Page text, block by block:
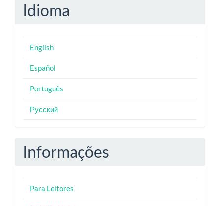
Idioma
English
Español
Português
Русский
Informações
Para Leitores